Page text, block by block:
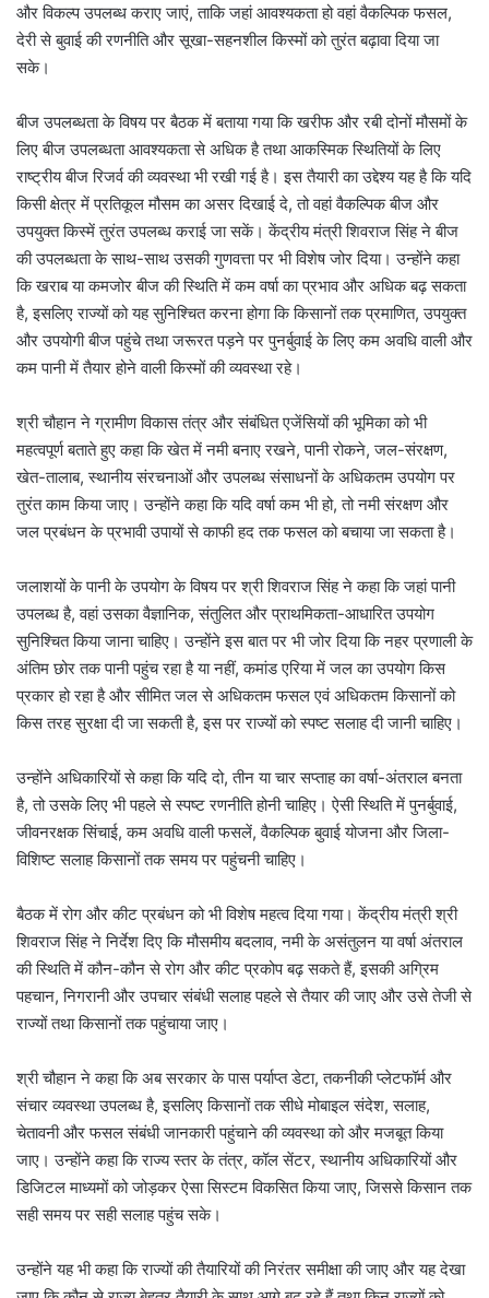
और विकल्प उपलब्ध कराए जाएं, ताकि जहां आवश्यकता हो वहां वैकल्पिक फसल,
देरी से बुवाई की रणनीति और सूखा-सहनशील किस्मों को तुरंत बढ़ावा दिया जा
सके।
बीज उपलब्धता के विषय पर बैठक में बताया गया कि खरीफ और रबी दोनों मौसमों के
लिए बीज उपलब्धता आवश्यकता से अधिक है तथा आकस्मिक स्थितियों के लिए
राष्ट्रीय बीज रिजर्व की व्यवस्था भी रखी गई है। इस तैयारी का उद्देश्य यह है कि यदि
किसी क्षेत्र में प्रतिकूल मौसम का असर दिखाई दे, तो वहां वैकल्पिक बीज और
उपयुक्त किस्में तुरंत उपलब्ध कराई जा सकें। केंद्रीय मंत्री शिवराज सिंह ने बीज
की उपलब्धता के साथ-साथ उसकी गुणवत्ता पर भी विशेष जोर दिया। उन्होंने कहा
कि खराब या कमजोर बीज की स्थिति में कम वर्षा का प्रभाव और अधिक बढ़ सकता
है, इसलिए राज्यों को यह सुनिश्चित करना होगा कि किसानों तक प्रमाणित, उपयुक्त
और उपयोगी बीज पहुंचे तथा जरूरत पड़ने पर पुनर्बुवाई के लिए कम अवधि वाली और
कम पानी में तैयार होने वाली किस्मों की व्यवस्था रहे।
श्री चौहान ने ग्रामीण विकास तंत्र और संबंधित एजेंसियों की भूमिका को भी
महत्वपूर्ण बताते हुए कहा कि खेत में नमी बनाए रखने, पानी रोकने, जल-संरक्षण,
खेत-तालाब, स्थानीय संरचनाओं और उपलब्ध संसाधनों के अधिकतम उपयोग पर
तुरंत काम किया जाए। उन्होंने कहा कि यदि वर्षा कम भी हो, तो नमी संरक्षण और
जल प्रबंधन के प्रभावी उपायों से काफी हद तक फसल को बचाया जा सकता है।
जलाशयों के पानी के उपयोग के विषय पर श्री शिवराज सिंह ने कहा कि जहां पानी
उपलब्ध है, वहां उसका वैज्ञानिक, संतुलित और प्राथमिकता-आधारित उपयोग
सुनिश्चित किया जाना चाहिए। उन्होंने इस बात पर भी जोर दिया कि नहर प्रणाली के
अंतिम छोर तक पानी पहुंच रहा है या नहीं, कमांड एरिया में जल का उपयोग किस
प्रकार हो रहा है और सीमित जल से अधिकतम फसल एवं अधिकतम किसानों को
किस तरह सुरक्षा दी जा सकती है, इस पर राज्यों को स्पष्ट सलाह दी जानी चाहिए।
उन्होंने अधिकारियों से कहा कि यदि दो, तीन या चार सप्ताह का वर्षा-अंतराल बनता
है, तो उसके लिए भी पहले से स्पष्ट रणनीति होनी चाहिए। ऐसी स्थिति में पुनर्बुवाई,
जीवनरक्षक सिंचाई, कम अवधि वाली फसलें, वैकल्पिक बुवाई योजना और जिला-
विशिष्ट सलाह किसानों तक समय पर पहुंचनी चाहिए।
बैठक में रोग और कीट प्रबंधन को भी विशेष महत्व दिया गया। केंद्रीय मंत्री श्री
शिवराज सिंह ने निर्देश दिए कि मौसमीय बदलाव, नमी के असंतुलन या वर्षा अंतराल
की स्थिति में कौन-कौन से रोग और कीट प्रकोप बढ़ सकते हैं, इसकी अग्रिम
पहचान, निगरानी और उपचार संबंधी सलाह पहले से तैयार की जाए और उसे तेजी से
राज्यों तथा किसानों तक पहुंचाया जाए।
श्री चौहान ने कहा कि अब सरकार के पास पर्याप्त डेटा, तकनीकी प्लेटफॉर्म और
संचार व्यवस्था उपलब्ध है, इसलिए किसानों तक सीधे मोबाइल संदेश, सलाह,
चेतावनी और फसल संबंधी जानकारी पहुंचाने की व्यवस्था को और मजबूत किया
जाए। उन्होंने कहा कि राज्य स्तर के तंत्र, कॉल सेंटर, स्थानीय अधिकारियों और
डिजिटल माध्यमों को जोड़कर ऐसा सिस्टम विकसित किया जाए, जिससे किसान तक
सही समय पर सही सलाह पहुंच सके।
उन्होंने यह भी कहा कि राज्यों की तैयारियों की निरंतर समीक्षा की जाए और यह देखा